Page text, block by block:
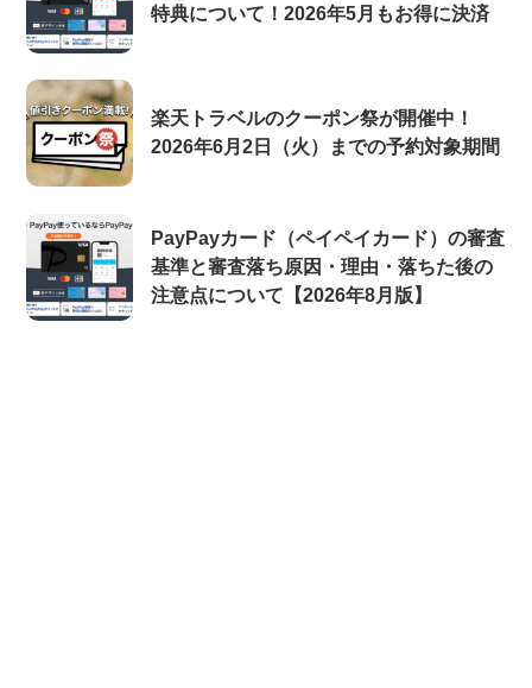
特典について！2026年5月もお得に決済
楽天トラベルのクーポン祭が開催中！
2026年6月2日（火）までの予約対象期間
PayPayカード（ペイペイカード）の審査
基準と審査落ち原因・理由・落ちた後の
注意点について【2026年8月版】